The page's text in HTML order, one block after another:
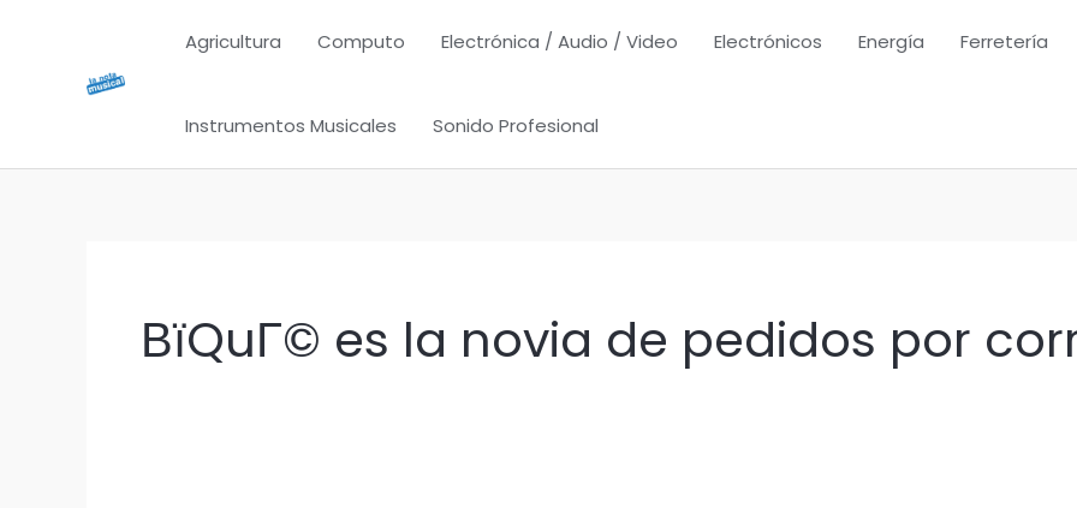
contenido
Agricultura Computo Electrónica / Audio / Video Electrónicos Energía Ferretería
Instrumentos Musicales Sonido Profesional
ВїQuГ© es la novia de pedidos por